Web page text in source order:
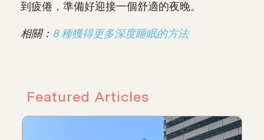
到疲倦，準備好迎接一個舒適的夜晚。
相關： 8 種獲得更多深度睡眠的方法
Featured Articles